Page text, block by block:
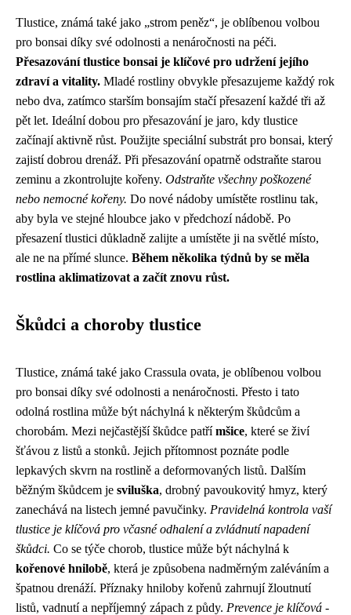
Tlustice, známá také jako „strom peněz“, je oblíbenou volbou
pro bonsai díky své odolnosti a nenáročnosti na péči.
Přesazování tlustice bonsai je klíčové pro udržení jejího
zdraví a vitality. Mladé rostliny obvykle přesazujeme každý rok
nebo dva, zatímco starším bonsajím stačí přesazení každé tři až
pět let. Ideální dobou pro přesazování je jaro, kdy tlustice
začínají aktivně růst. Použijte speciální substrát pro bonsai, který
zajistí dobrou drenáž. Při přesazování opatrně odstraňte starou
zeminu a zkontrolujte kořeny. Odstraňte všechny poškozené
nebo nemocné kořeny. Do nové nádoby umístěte rostlinu tak,
aby byla ve stejné hloubce jako v předchozí nádobě. Po
přesazení tlustici důkladně zalijte a umístěte ji na světlé místo,
ale ne na přímé slunce. Během několika týdnů by se měla
rostlina aklimatizovat a začít znovu růst.
Škůdci a choroby tlustice
Tlustice, známá také jako Crassula ovata, je oblíbenou volbou
pro bonsai díky své odolnosti a nenáročnosti. Přesto i tato
odolná rostlina může být náchylná k některým škůdcům a
chorobám. Mezi nejčastější škůdce patřímšice, které se živí
šťávou z listů a stonků. Jejich přítomnost poznáte podle
lepkavých skvrn na rostlině a deformovaných listů. Dalším
běžným škůdcem je sviluška, drobný pavoukovitý hmyz, který
zanechává na listech jemné pavučinky. Pravidelná kontrola vaší
tlustice je klíčová pro včasné odhalení a zvládnutí napadení
škůdci. Co se týče chorob, tlustice může být náchylná k
kořenové hnilobě, která je způsobena nadměrným zaléváním a
špatnou drenáží. Příznaky hniloby kořenů zahrnují žloutnutí
listů, vadnutí a nepříjemný zápach z půdy. Prevence je klíčová -